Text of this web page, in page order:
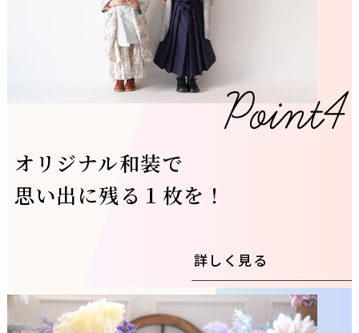
オリジナル和装で
思い出に残る１枚を！
詳しく見る